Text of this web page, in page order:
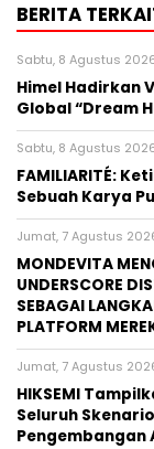
BERITA
Sabtu, 8 Agustus
Himel Hadirkan
Global “Dream
Sabtu, 8 Agustus 2026
FAMILIARITÉ:
Sebuah Karya
Jumat, 7 Agustus
MONDEVITA
UNDERSCORE
SEBAGAI
PLATFORM
Jumat, 7 Agustus
HIKSEMI
Seluruh
Pengembangan